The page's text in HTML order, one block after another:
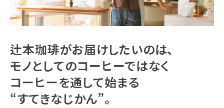
辻本珈琲がお届けしたいのは、
モノとしてのコーヒーではなく
コーヒーを通して始まる
“すてきなじかん”。